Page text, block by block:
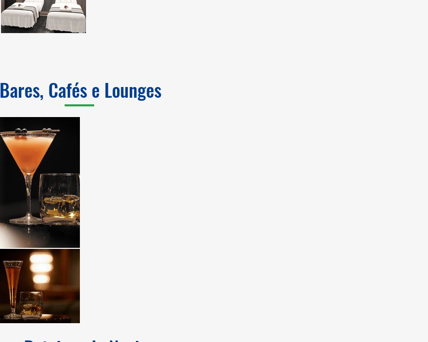
Bares, Cafés e Lounges